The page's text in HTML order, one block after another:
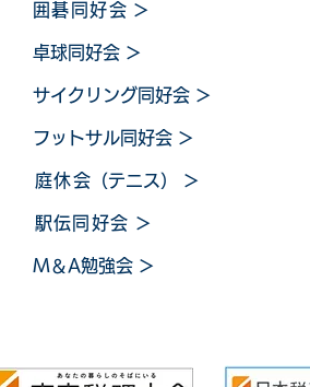
囲碁同好会 ＞
卓球同好会 ＞
サイクリング同好会 ＞
フットサル同好会 ＞
庭休会（テニス） ＞
駅伝同好会 ＞
M＆A勉強会 ＞